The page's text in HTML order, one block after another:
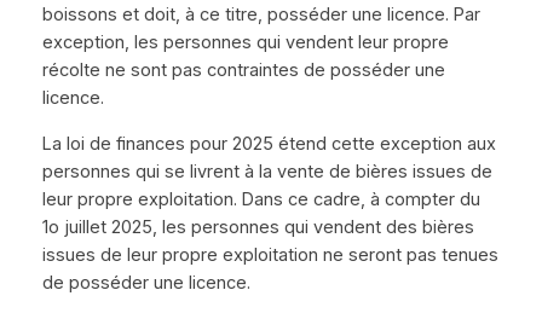
boissons et doit, à ce titre, posséder une licence. Par
exception, les personnes qui vendent leur propre
récolte ne sont pas contraintes de posséder une
licence.
La loi de finances pour 2025 étend cette exception aux
personnes qui se livrent à la vente de bières issues de
leur propre exploitation. Dans ce cadre, à compter du
1o juillet 2025, les personnes qui vendent des bières
issues de leur propre exploitation ne seront pas tenues
de posséder une licence.